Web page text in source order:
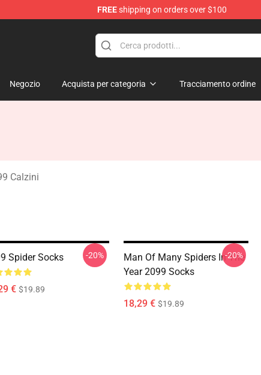
FREEshipping on orders over $100
Negozio Acquista per categoria Tracciamento ordine
Calzini
Spider Socks
€ $19.89
-20%
Man Of Many Spiders In The
Year 2099 Socks
18,29 € $19.89
-20%